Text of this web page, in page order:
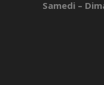
Samedi –